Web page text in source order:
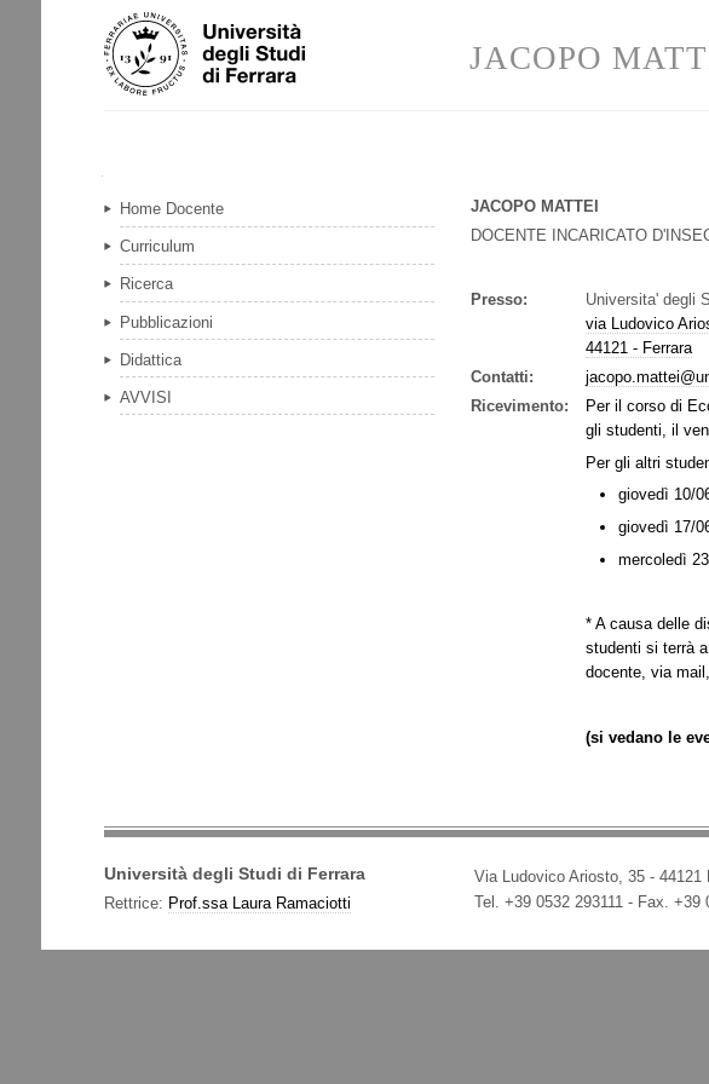
Salta
ai
contenuti.
Strumenti
personali
JACOPO
JACOPO MATTEI
DOCENTE INCARICATO
Presso:
Universita' degli
via Ludovico
44121 - Ferrara
Contatti:
Ricevimento:
Per il corso di
gli studenti, il
Per gli altri
giovedì 10/
giovedì 17/
mercoledì
* A causa delle
studenti si terrà
docente, via
(si vedano le
Home Docente
Curriculum
Ricerca
Pubblicazioni
Didattica
AVVISI
Università degli Studi di Ferrara
Rettrice: Prof.ssa Laura Ramaciotti
Via Ludovico Ariosto, 35 - 44121
Tel. +39 0532 293111- Fax. +39